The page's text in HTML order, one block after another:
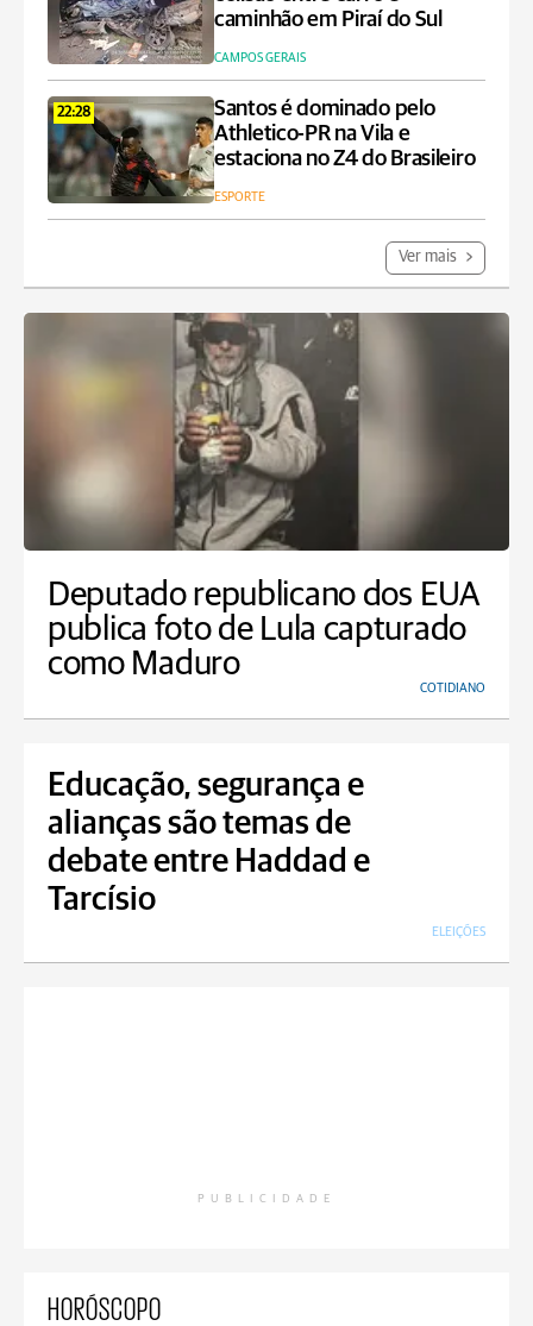
caminhão em Piraí do Sul
CAMPOS GERAIS
22:28
Santos é dominado pelo
Athletico-PR na Vila e
estaciona no Z4 do Brasileiro
ESPORTE
Ver mais
Deputado republicano dos EUA
publica foto de Lula capturado
como Maduro
COTIDIANO
Educação, segurança e
alianças são temas de
debate entre Haddad e
Tarcísio
ELEIÇÕES
PUBLICIDADE
HORÓSCOPO